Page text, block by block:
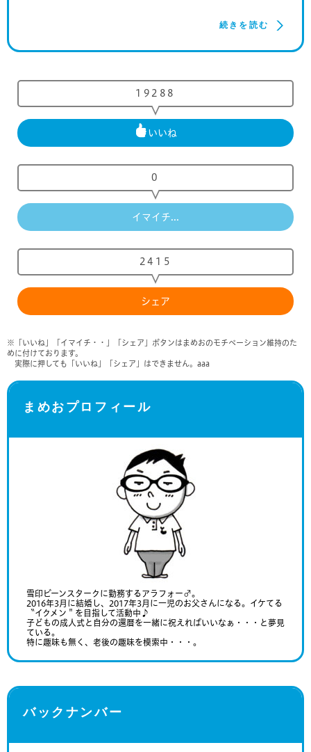
続きを読む
19288
いいね
0
イマイチ...
2415
シェア
※「いいね」「イマイチ・・」「シェア」ボタンはまめおのモチベーション維持のた
めに付けております。
実際に押しても「いいね」「シェア」はできません。aaa
まめおプロフィール
雪印ビーンスタークに勤務するアラフォー♂。
2016年3月に結婚し、2017年3月に一児のお父さんになる。イケてる
〝イクメン＂を目指して活動中♪
子どもの成人式と自分の還暦を一緒に祝えればいいなぁ・・・と夢見
ている。
特に趣味も無く、老後の趣味を模索中・・・。
バックナンバー